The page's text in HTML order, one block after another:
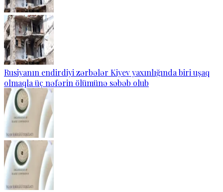
Rusiyanın endirdiyi zərbələr Kiyev yaxınlığında biri uşaq
olmaqla üç nəfərin ölümünə səbəb olub